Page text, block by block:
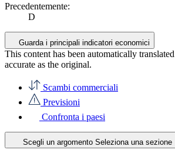
Precedentemente:
D
Guarda i principali indicatori economici
This content has been automatically
accurate as the original.
Scambi commerciali
Previsioni
Confronta i paesi
Scegli un argomento Seleziona una sezione